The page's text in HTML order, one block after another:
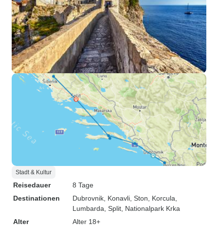
Stadt & Kultur
Reisedauer
8 Tage
Destinationen
Dubrovnik , Konavli , Ston , Korcula
Lumbarda , Split , Nationalpark Krka
Alter
Alter 18+